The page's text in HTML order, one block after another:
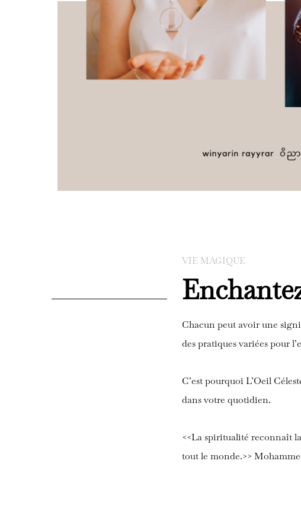
VIE MAGIQUE
Chacun peut avoir une
des pratiques variées pour
C’est pourquoi L’Oeil
dans votre quotidien.
<<La spiritualité reconnaît
tout le monde.>>